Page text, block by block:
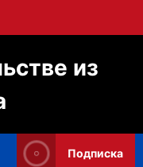
из
Подписка